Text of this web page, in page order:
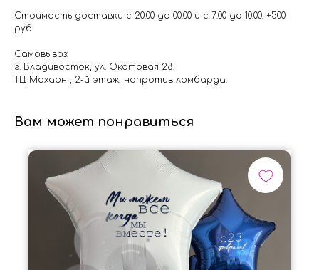
Стоимость доставки с 20:00 до 00:00 и с 7:00 до 10:00: +500
руб.
Самовывоз:
г. Владивосток, ул. Окатовая 28,
ТЦ Махаон , 2-й этаж, напротив ломбарда.
Вам может понравиться